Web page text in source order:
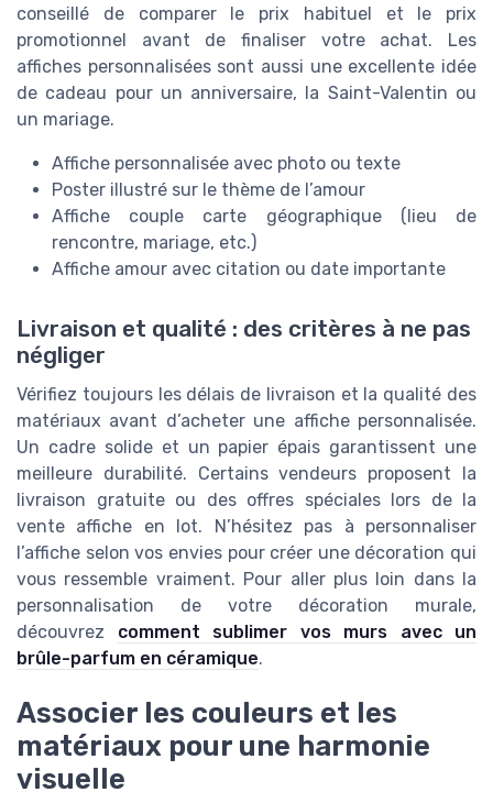
conseillé de comparer le prix habituel et le prix
promotionnel avant de finaliser votre achat. Les
affiches personnalisées sont aussi une excellente idée
de cadeau pour un anniversaire, la Saint-Valentin ou
un mariage.
Affiche personnalisée avec photo ou texte
Poster illustré sur le thème de l’amour
Affiche couple carte géographique (lieu de
rencontre, mariage, etc.)
Affiche amour avec citation ou date importante
Livraison et qualité : des critères à ne pas
négliger
Vérifiez toujours les délais de livraison et la qualité des
matériaux avant d’acheter une affiche personnalisée.
Un cadre solide et un papier épais garantissent une
meilleure durabilité. Certains vendeurs proposent la
livraison gratuite ou des offres spéciales lors de la
vente affiche en lot. N’hésitez pas à personnaliser
l’affiche selon vos envies pour créer une décoration qui
vous ressemble vraiment. Pour aller plus loin dans la
personnalisation de votre décoration murale,
découvrez comment sublimer vos murs avec un
brûle-parfum en céramique.
Associer les couleurs et les
matériaux pour une harmonie
visuelle